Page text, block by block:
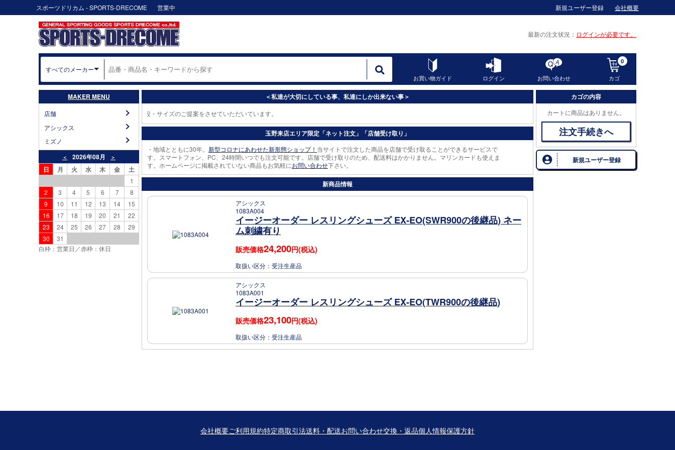
スポーツドリカム - SPORTS-DRECOME 営業中 新規ユーザー登録 会社概要
最新の注文状況 ログインが必要です。
すべてのメーカー
お買い物ガイド ログイン お問い合わせ カゴ
0
＜私達が大切にしている事、私達にしか出来ない事＞
から適切なスポーツ用品・体育器具・体育施設・サイズのご提案をさせていただいています。
玉野来店エリア限定「ネット注文」「店舗受け取り」
・地域とともに30年。 新型コロナにあわせた新形態ショップ！ 当サイトで注文した商品を店舗で受け取ることができるサービスで
す。スマートフォン、PC、24時間いつでも注文可能です。店舗で受け取りのため、配送料はかかりません。マリンカードも使えま
す。ホームページに掲載されていない商品もお気軽にお問い合わせ下さい。
新商品情報
アシックス
1083A004
イージーオーダー レスリングシューズ EX-EO(SWR900の後継品) ネー
ム刺繍有り
販売価格24,200円(税込)
取扱い区分： 受注生産品
アシックス
1083A001
イージーオーダー レスリングシューズ EX-EO(TWR900の後継品)
販売価格23,100円(税込)
取扱い区分： 受注生産品
MAKER MENU
店舗
アシックス
ミズノ
＜ 2026年08月 ＞
日 月 火 水 木 金 土
1
2
3 4 5 6 7
8
9
10 11 12 13 14
15
16
17 18 19 20 21
22
23
24 25 26 27 28
29
30
31
白枠：営業日／赤枠：休日
カゴの内容
カートに商品はありません。
注文手続きへ
新規ユーザー登録
会社概要ご利用規約特定商取引法送料・配送お問い合わせ交換・返品個人情報保護方針